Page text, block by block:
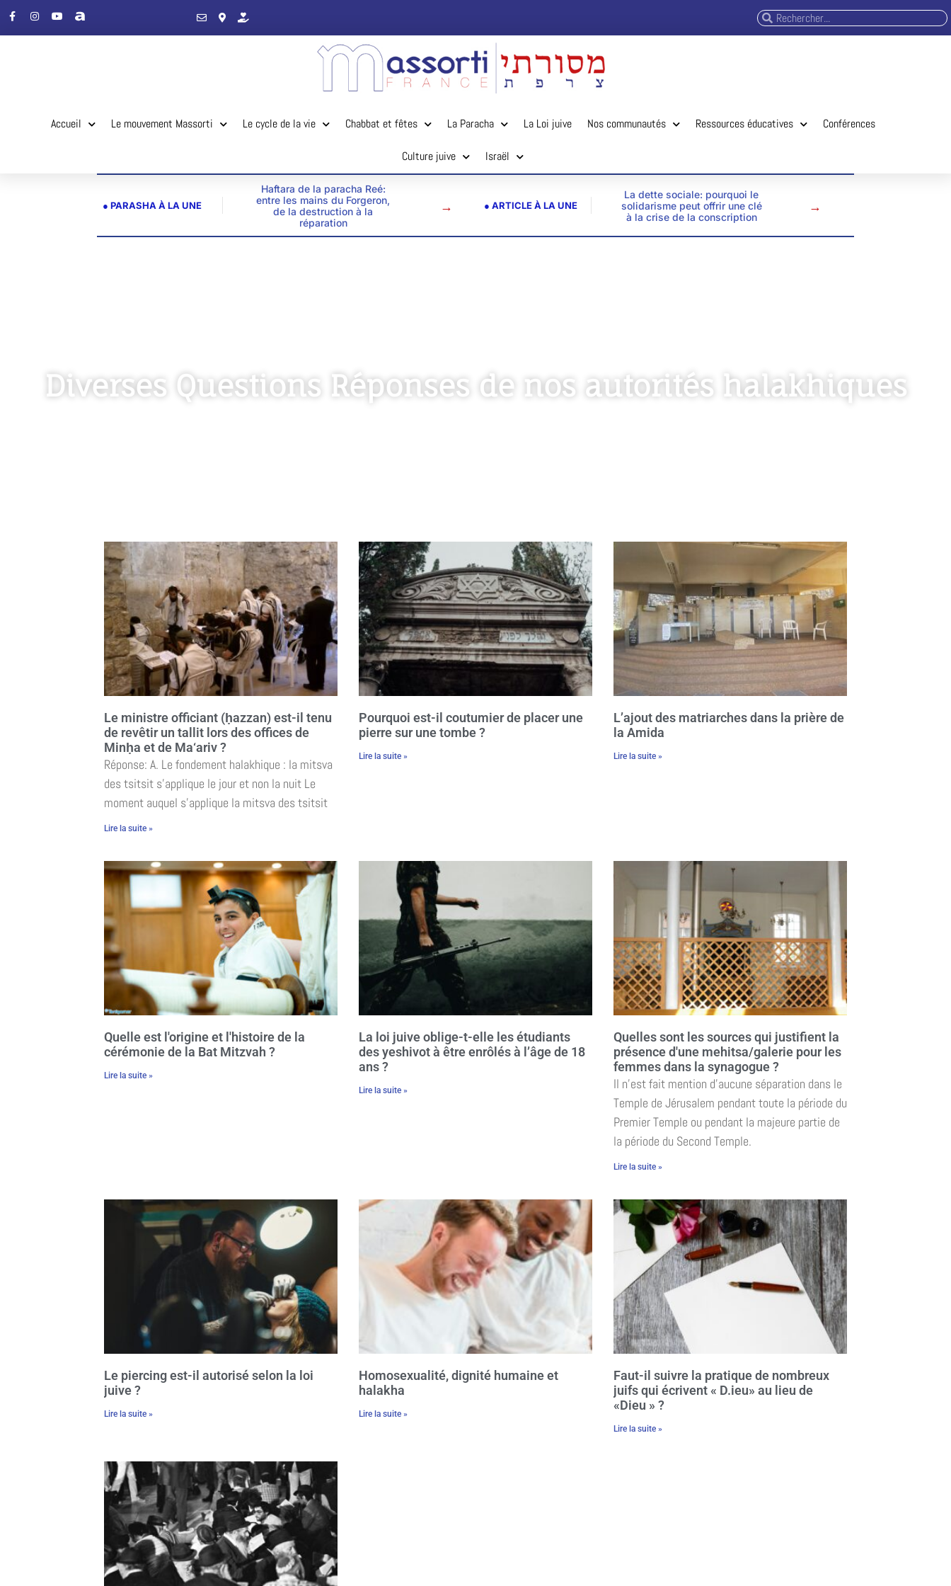
Accueil Le mouvement Massorti Le cycle de la vie Chabbat et fêtes La Paracha La Loi juive Nos communautés Ressources éducatives Conférences
Culture juive Israël
● PARASHA À LA UNE
Haftara de la paracha Reé:
entre les mains du Forgeron,
de la destruction à la
réparation
→ ● ARTICLE À LA UNE
La dette sociale: pourquoi le
solidarisme peut offrir une clé
à la crise de la conscription
→
Diverses Questions Réponses de nos autorités halakhiques
Le ministre officiant (ḥazzan) est-il tenu
de revêtir un tallit lors des offices de
Minḥa et de Ma‘ariv ?
Réponse: A. Le fondement halakhique : la mitsva
des tsitsit s’applique le jour et non la nuit Le
moment auquel s’applique la mitsva des tsitsit
Lire la suite »
Pourquoi est-il coutumier de placer une
pierre sur une tombe ?
Lire la suite »
L’ajout des matriarches dans la prière de
la Amida
Lire la suite »
Quelle est l'origine et l'histoire de la
cérémonie de la Bat Mitzvah ?
Lire la suite »
La loi juive oblige-t-elle les étudiants
des yeshivot à être enrôlés à l’âge de 18
ans ?
Lire la suite »
Quelles sont les sources qui justifient la
présence d'une mehitsa/galerie pour les
femmes dans la synagogue ?
Il n’est fait mention d’aucune séparation dans le
Temple de Jérusalem pendant toute la période du
Premier Temple ou pendant la majeure partie de
la période du Second Temple.
Lire la suite »
Le piercing est-il autorisé selon la loi
juive ?
Lire la suite »
Homosexualité, dignité humaine et
halakha
Lire la suite »
Faut-il suivre la pratique de nombreux
juifs qui écrivent « D.ieu» au lieu de
«Dieu » ?
Lire la suite »